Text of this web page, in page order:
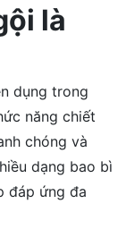
là
dụng trong
năng chiết
chóng và
dạng bao bì
đáp ứng đa